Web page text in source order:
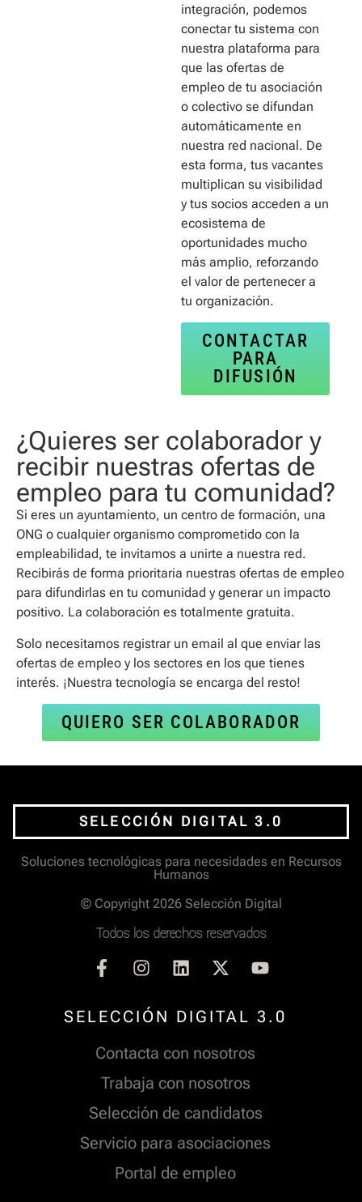
integración, podemos
conectar tu sistema con
nuestra plataforma para
que las ofertas de
empleo de tu asociación
o colectivo se difundan
automáticamente en
nuestra red nacional. De
esta forma, tus vacantes
multiplican su visibilidad
y tus socios acceden a un
ecosistema de
oportunidades mucho
más amplio, reforzando
el valor de pertenecer a
tu organización.
CONTACTAR
PARA
DIFUSIÓN
¿Quieres ser colaborador y
recibir nuestras ofertas de
empleo para tu comunidad?
Si eres un ayuntamiento, un centro de formación, una
ONG o cualquier organismo comprometido con la
empleabilidad, te invitamos a unirte a nuestra red.
Recibirás de forma prioritaria nuestras ofertas de empleo
para difundirlas en tu comunidad y generar un impacto
positivo. La colaboración es totalmente gratuita.
Solo necesitamos registrar un email al que enviar las
ofertas de empleo y los sectores en los que tienes
interés. ¡Nuestra tecnología se encarga del resto!
QUIERO SER COLABORADOR
SELECCIÓN DIGITAL 3.0
Soluciones tecnológicas para necesidades en Recursos
Humanos
© Copyright 2026 Selección Digital
Todos los derechos reservados
SELECCIÓN DIGITAL 3.0
Contacta con nosotros
Trabaja con nosotros
Selección de candidatos
Servicio para asociaciones
Portal de empleo